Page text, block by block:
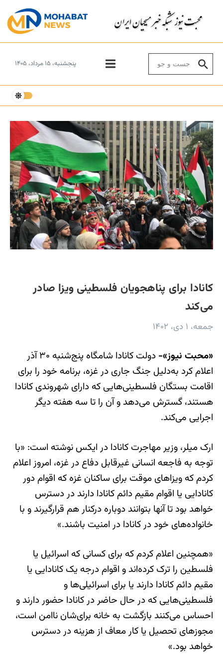
پنجشنبه، ۱۵ مرداد، ۱۴۰۵
کانادا برای پناهجویان فلسطینی ویزا صادر
می‌کند
جمعه، ۱ دی، ۱۴۰۲
«محبت نیوز»-
دولت کانادا شامگاه پنج‌شنبه‌ ۳۰ آذر
اعلام کرد به‌دلیل جنگ جاری در غزه، برنامه خود را برای
اقامت بستگان فلسطینی‌هایی که دارای شهروندی کانادا
هستند، گسترش می‌دهد و آن را تا سه هفته دیگر
اجرایی می‌کند.
ارک میلر، وزیر مهاجرت کانادا در ایکس نوشته است: «با
توجه به فاجعه انسانی غیرقابل دفاع در غزه، امروز اعلام
کردم که ویزاهای موقت برای ساکنان غزه که اقوام دور
کانادایی یا اقوام مقیم دائم کانادا دارند در دسترس
خواهد بود تا آنها بتوانند دوباره درکنار هم قرارگیرند و با
خانواده‌های خود در کانادا در امنیت باشند.»
«همچنین اعلام کردم که برای کسانی که اسرائیل یا
فلسطین را ترک کرده‌اند و اقوام درجه یک کانادایی یا
مقیم دائم کانادا دارند یا برای اسرائیلی‌ها و
فلسطینی‌هایی که در حال حاضر در کانادا حضور دارند و
احساس می‌کنند بازگشت به خانه برای‌شان ناامن است،
مجوزهای تحصیل یا کار معاف از هزینه در دسترس
خواهد بود.»